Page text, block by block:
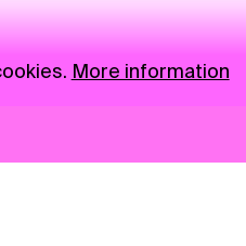
More information